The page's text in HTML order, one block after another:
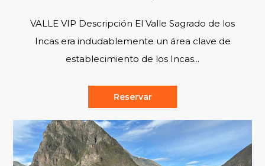
VALLE VIP Descripción El Valle Sagrado de los
Incas era indudablemente un área clave de
establecimiento de los Incas...
Reservar